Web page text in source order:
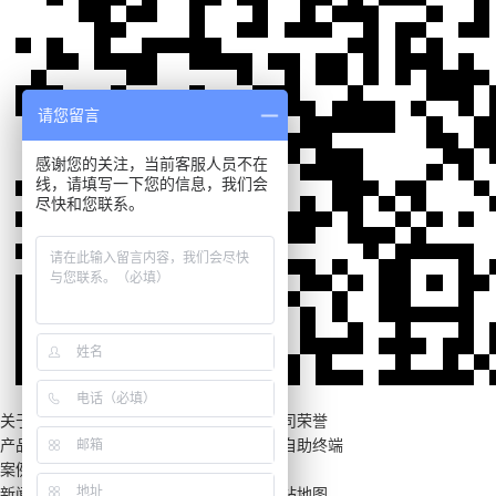
关于康荣 品牌介绍 联系康荣 公司相册 公司荣誉
产品中心
户外广告机
自助终端
案例中心 解决方案 成功案例
请您留言
感谢您的关注，当前客服人员不在
线，请填写一下您的信息，我们会
尽快和您联系。